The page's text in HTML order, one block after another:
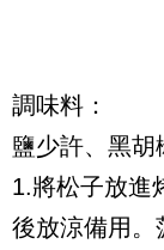
調味料：
鹽少許、黑胡
1.將松子放進
後放涼備用。